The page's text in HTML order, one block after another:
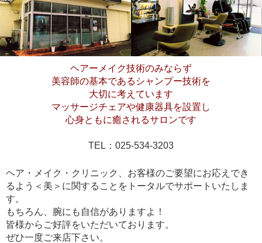
ヘアーメイク技術のみならず
美容師の基本であるシャンプー技術を
大切に考えています
マッサージチェアや健康器具を設置し
心身ともに癒されるサロンです
TEL：025-534-3203
ヘア・メイク・クリニック、お客様のご要望にお応えでき
るよう＜美＞に関することをトータルでサポートいたしま
す。
もちろん、腕にも自信がありますよ！
皆様からご好評をいただいております。
ぜひ一度ご来店下さい。